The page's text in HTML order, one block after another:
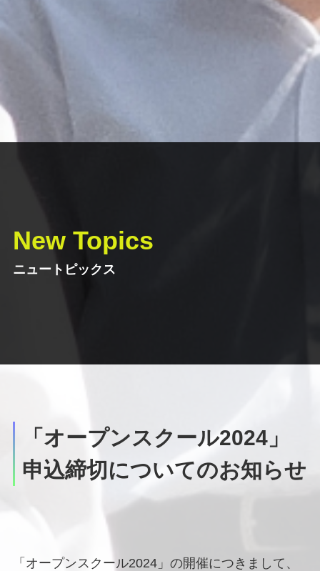
New Topics
ニュートピックス
「オープンスクール2024」
申込締切についてのお知らせ
「オープンスクール2024」の開催につきまして、